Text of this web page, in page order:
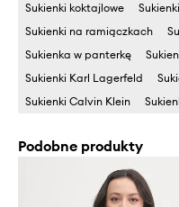
Sukienki koktajlowe
Sukienki na ramiączkach
Sukienka w panterkę
Sukienki Karl Lagerfeld
Sukienki Calvin Klein
Podobne produkty